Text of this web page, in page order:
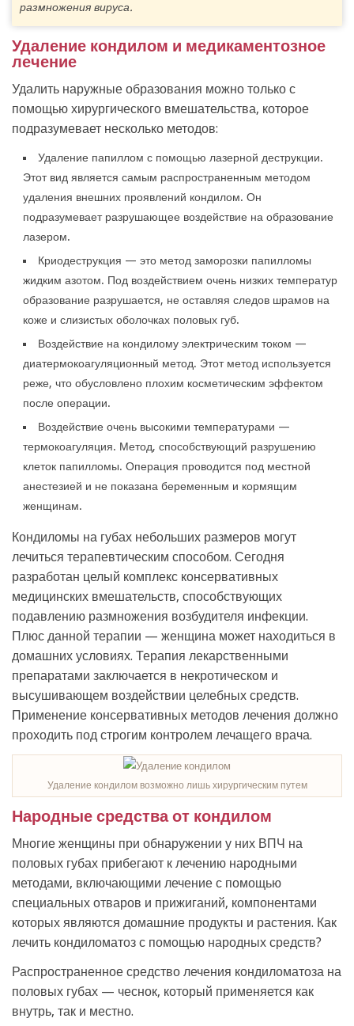
размножения вируса.
Удаление кондилом и медикаментозное
лечение
Удалить наружные образования можно только с
помощью хирургического вмешательства, которое
подразумевает несколько методов:
Удаление папиллом с помощью лазерной деструкции.
Этот вид является самым распространенным методом
удаления внешних проявлений кондилом. Он
подразумевает разрушающее воздействие на образование
лазером.
Криодеструкция — это метод заморозки папилломы
жидким азотом. Под воздействием очень низких температур
образование разрушается, не оставляя следов шрамов на
коже и слизистых оболочках половых губ.
Воздействие на кондилому электрическим током —
диатермокоагуляционный метод. Этот метод используется
реже, что обусловлено плохим косметическим эффектом
после операции.
Воздействие очень высокими температурами —
термокоагуляция. Метод, способствующий разрушению
клеток папилломы. Операция проводится под местной
анестезией и не показана беременным и кормящим
женщинам.
Кондиломы на губах небольших размеров могут
лечиться терапевтическим способом. Сегодня
разработан целый комплекс консервативных
медицинских вмешательств, способствующих
подавлению размножения возбудителя инфекции.
Плюс данной терапии — женщина может находиться в
домашних условиях. Терапия лекарственными
препаратами заключается в некротическом и
высушивающем воздействии целебных средств.
Применение консервативных методов лечения должно
проходить под строгим контролем лечащего врача.
Удаление кондилом возможно лишь хирургическим путем
Народные средства от кондилом
Многие женщины при обнаружении у них ВПЧ на
половых губах прибегают к лечению народными
методами, включающими лечение с помощью
специальных отваров и прижиганий, компонентами
которых являются домашние продукты и растения. Как
лечить кондиломатоз с помощью народных средств?
Распространенное средство лечения кондиломатоза на
половых губах — чеснок, который применяется как
внутрь, так и местно.